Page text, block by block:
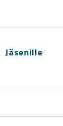
Jäsenille